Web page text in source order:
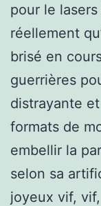
pour le
réellement
brisé en
guerrières
distrayante
formats de
embellir la
selon sa
joyeux vif,